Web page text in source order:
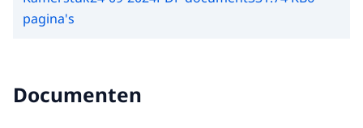
pagina's
Documenten